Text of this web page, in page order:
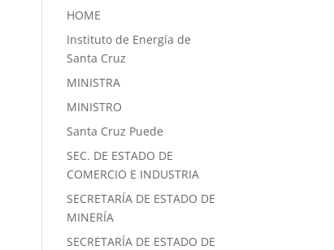
HOME
Instituto de Energía de
Santa Cruz
MINISTRA
MINISTRO
Santa Cruz Puede
SEC. DE ESTADO DE
COMERCIO E INDUSTRIA
SECRETARÍA DE ESTADO DE
MINERÍA
SECRETARÍA DE ESTADO DE